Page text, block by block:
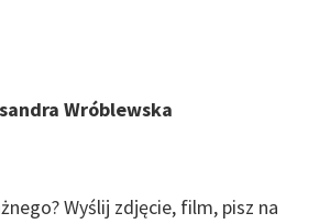
Wróblewska
Wyślij zdjęcie, film, pisz na